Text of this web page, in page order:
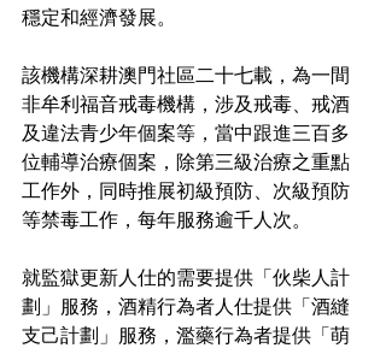
穩定和經濟發展。
該機構深耕澳門社區二十七載，為一間
非牟利福音戒毒機構，涉及戒毒、戒酒
及違法青少年個案等，當中跟進三百多
位輔導治療個案，除第三級治療之重點
工作外，同時推展初級預防、次級預防
等禁毒工作，每年服務逾千人次。
就監獄更新人仕的需要提供「伙柴人計
劃」服務，酒精行為者人仕提供「酒縫
支己計劃」服務，濫藥行為者提供「萌